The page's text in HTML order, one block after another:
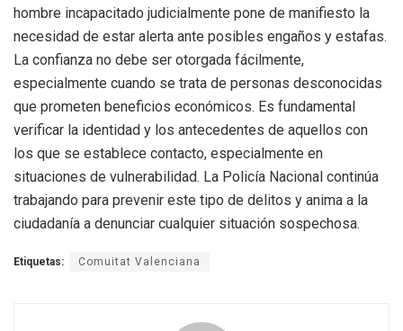
hombre incapacitado judicialmente pone de manifiesto la
necesidad de estar alerta ante posibles engaños y estafas.
La confianza no debe ser otorgada fácilmente,
especialmente cuando se trata de personas desconocidas
que prometen beneficios económicos. Es fundamental
verificar la identidad y los antecedentes de aquellos con
los que se establece contacto, especialmente en
situaciones de vulnerabilidad. La Policía Nacional continúa
trabajando para prevenir este tipo de delitos y anima a la
ciudadanía a denunciar cualquier situación sospechosa.
Etiquetas: Comuitat Valenciana